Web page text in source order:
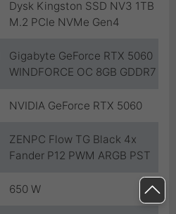
Dysk Kingston SSD NV3 1TB
M.2 PCIe NVMe Gen4
Gigabyte GeForce RTX 5060
WINDFORCE OC 8GB GDDR7
NVIDIA GeForce RTX 5060
ZENPC Flow TG Black 4x
Fander P12 PWM ARGB PST
650 W